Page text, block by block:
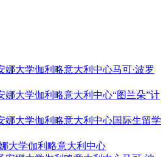
大学伽利略意大利中心马可·波罗
大学伽利略意大利中心“图兰朵”计
大学伽利略意大利中心国际生留学